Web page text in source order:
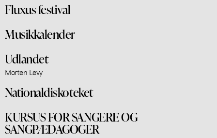
Fluxus festival
Musikkalender
Udlandet
Morten Levy
Nationaldiskoteket
KURSUS FOR SANGERE OG
SANGPÆDAGOGER